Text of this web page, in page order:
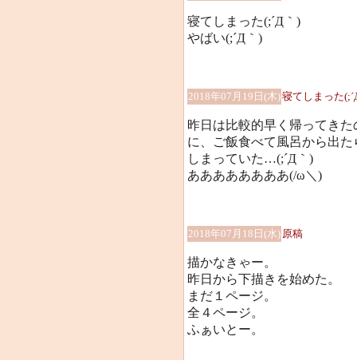
寝てしまった(;´Д｀)
やばい(;´Д｀)
2018年07月19日(木)寝てしまった
昨日は比較的早く帰ってき
に、ご飯食べて風呂から出
しまっていた…(;´Д｀)
ああああああああ(/ω＼)
2018年07月18日(水) 原稿
描かなきゃー。
昨日から下描きを始めた。
まだ１ページ。
全４ページ。
ふぁいとー。